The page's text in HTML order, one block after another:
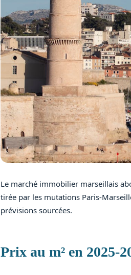
Le marché immobilier marseillais
tirée par les mutations Paris-
prévisions sourcées.
Prix au m² en 2025-